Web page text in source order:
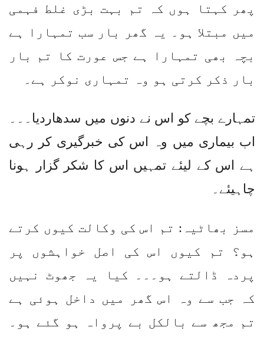
پھر کہتا ہوں کہ تم بہت بڑی غلط فہمی
میں مبتلا ہو۔ یہ گھر بار سب تمہارا ہے
بچہ بھی تمہارا ہے جس عورت کا تم بار
بار ذکر کرتی ہو وہ تمہاری نوکر ہے۔
تمہارے بچے کو اس نے دنوں میں سدھاردیا۔۔۔
اب بیماری میں وہ اس کی خبرگیری کر رہی
ہے اس کے لیئے تمہیں اس کا شکر گزار ہونا
چاہیئے۔
مسز بھاٹیہ: تم اس کی وکالت کیوں کرتے
ہو؟ تم کیوں اس کی اصل خواہشوں پر
پردہ ڈالتے ہو۔۔۔ کیا یہ جھوٹ نہیں
کہ جب سے وہ اس گھر میں داخل ہوئی ہے
تم مجھ سے بالکل بے پرواہ ہو گئے ہو۔